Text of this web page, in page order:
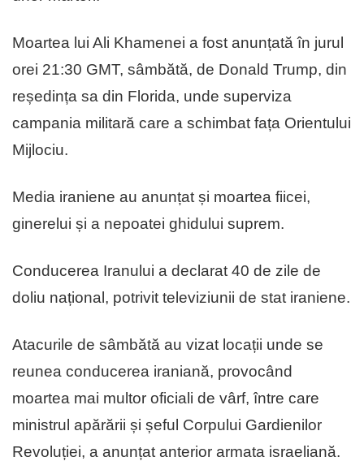
Moartea lui Ali Khamenei a fost anunțată în jurul
orei 21:30 GMT, sâmbătă, de Donald Trump, din
reședința sa din Florida, unde superviza
campania militară care a schimbat fața Orientului
Mijlociu.
Media iraniene au anunțat și moartea fiicei,
ginerelui și a nepoatei ghidului suprem.
Conducerea Iranului a declarat 40 de zile de
doliu național, potrivit televiziunii de stat iraniene.
Atacurile de sâmbătă au vizat locații unde se
reunea conducerea iraniană, provocând
moartea mai multor oficiali de vârf, între care
ministrul apărării și șeful Corpului Gardienilor
Revoluției, a anunțat anterior armata israeliană.